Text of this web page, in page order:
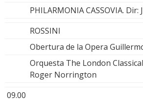
PHILARMONIA CASSOVIA.
ROSSINI
Obertura de la Opera
Orquesta The London
Roger Norrington
09.00